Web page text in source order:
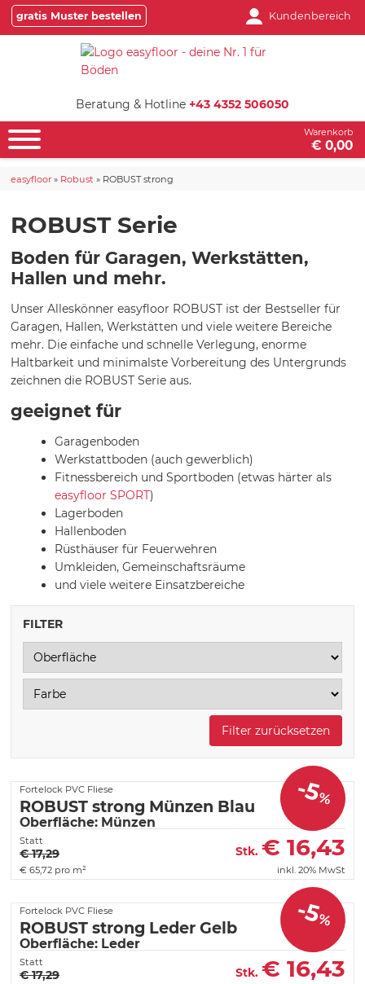
gratis Muster bestellen Kundenbereich
Beratung & Hotline +43 4352 506050
Warenkorb
€ 0,00
easyfloor » Robust » ROBUST strong
ROBUST Serie
Boden für Garagen, Werkstätten,
Hallen und mehr.
Unser Alleskönner easyfloor ROBUST ist der Bestseller für
Garagen, Hallen, Werkstätten und viele weitere Bereiche
mehr. Die einfache und schnelle Verlegung, enorme
Haltbarkeit und minimalste Vorbereitung des Untergrunds
zeichnen die ROBUST Serie aus.
geeignet für
Garagenboden
Werkstattboden (auch gewerblich)
Fitnessbereich und Sportboden (etwas härter als
easyfloor SPORT)
Lagerboden
Hallenboden
Rüsthäuser für Feuerwehren
Umkleiden, Gemeinschaftsräume
und viele weitere Einsatzbereiche
FILTER
Filter zurücksetzen
-5%
Fortelock PVC Fliese
ROBUST strong Münzen Blau
Oberfläche: Münzen
Statt
€ 17,29 Stk. € 16,43
€ 65,72 pro m² inkl. 20% MwSt
-5%
Fortelock PVC Fliese
ROBUST strong Leder Gelb
Oberfläche: Leder
Statt
€ 17,29 Stk. € 16,43